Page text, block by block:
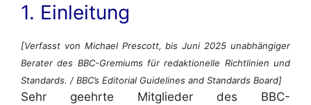
1. Einleitung
[Verfasst von Michael Prescott, bis Juni 2025 unabhängiger
Berater des BBC-Gremiums für redaktionelle Richtlinien und
Standards. / BBC’s Editorial Guidelines and Standards Board]
Sehr geehrte Mitglieder des BBC-